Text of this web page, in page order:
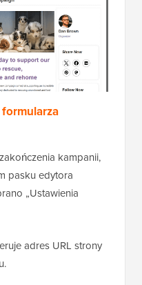
kampanii,
pasku edytora
„Ustawienia
adres URL strony